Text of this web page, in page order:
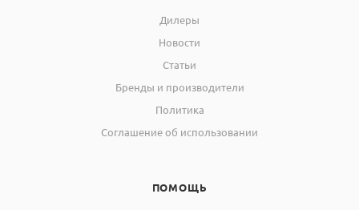
Дилеры
Новости
Статьи
Бренды и производители
Политика
Соглашение об использовании
ПОМОЩЬ